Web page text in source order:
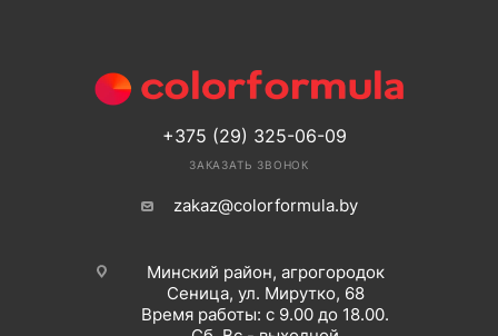
+375 (29) 325-06-09
ЗАКАЗАТЬ ЗВОНОК
zakaz@colorformula.by
Минский район, агрогородок
Сеница, ул. Мирутко, 68
Время работы: с 9.00 до 18.00.